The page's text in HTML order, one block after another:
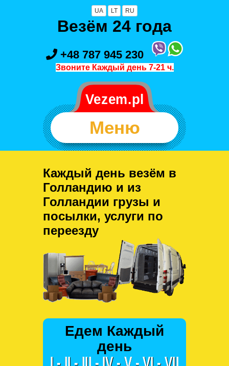
UA LT RU
Везём 24 года
+48 787 945 230
Звоните Каждый день 7-21 ч.
Меню
Каждый день везём в
Голландию и из
Голландии грузы и
посылки, услуги по
переезду
Едем Каждый
день